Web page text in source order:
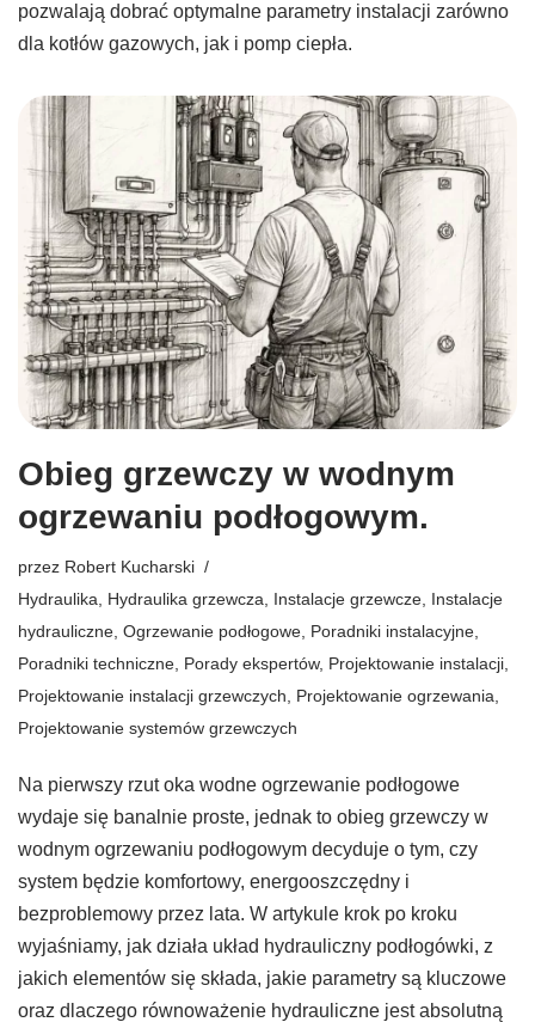
pozwalają dobrać optymalne parametry instalacji zarówno
dla kotłów gazowych, jak i pomp ciepła.
Obieg grzewczy w wodnym
ogrzewaniu podłogowym.
przez Robert Kucharski
Hydraulika
Hydraulika grzewcza Instalacje grzewcze Instalacje
hydrauliczne Ogrzewanie podłogowe Poradniki instalacyjne
Poradniki techniczne Porady ekspertów, Projektowanie instalacji
Projektowanie instalacji grzewczych
Projektowanie ogrzewania
Projektowanie systemów grzewczych
Na pierwszy rzut oka wodne ogrzewanie podłogowe
wydaje się banalnie proste, jednak to obieg grzewczy w
wodnym ogrzewaniu podłogowym decyduje o tym, czy
system będzie komfortowy, energooszczędny i
bezproblemowy przez lata. W artykule krok po kroku
wyjaśniamy, jak działa układ hydrauliczny podłogówki, z
jakich elementów się składa, jakie parametry są kluczowe
oraz dlaczego równoważenie hydrauliczne jest absolutną